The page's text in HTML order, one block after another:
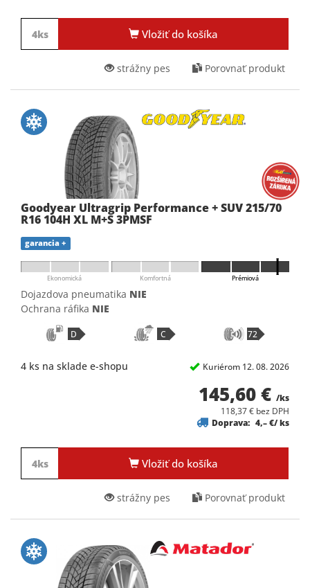
Vložiť do košíka
strážny pes Porovnať produkt
Goodyear Ultragrip Performance + SUV 215/70
R16 104H XL M+S 3PMSF
garancia +
Ekonomická Komfortná Prémiová
Dojazdova pneumatika NIE
Ochrana ráfika NIE
D C 72
4 ks na sklade e-shopu Kuriérom 12. 08. 2026
Vložiť do košíka
145,60 € /ks
118,37 € bez DPH
Doprava: 4,– €/ ks
strážny pes Porovnať produkt